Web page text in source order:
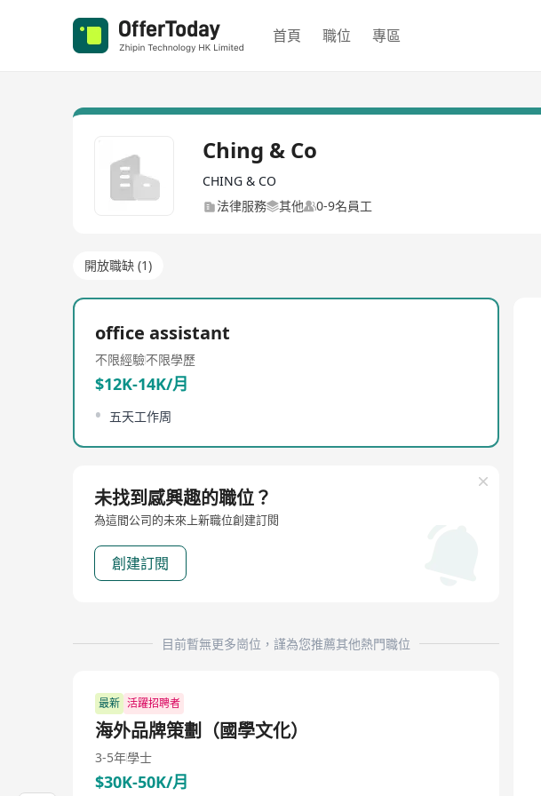
首頁 職位 專區
Ching & Co
CHING & CO
法律服務
其他 0-9名員工
開放職缺 (1)
office assistant
不限經驗不限學歷
$12K-14K/月
五天工作周
未找到感興趣的職位？
為這間公司的未來上新職位創建訂閱
創建訂閱
目前暫無更多崗位，謹為您推薦其他熱門職位
最新 活躍招聘者
海外品牌策劃（國學文化）
3-5年學士
$30K-50K/月